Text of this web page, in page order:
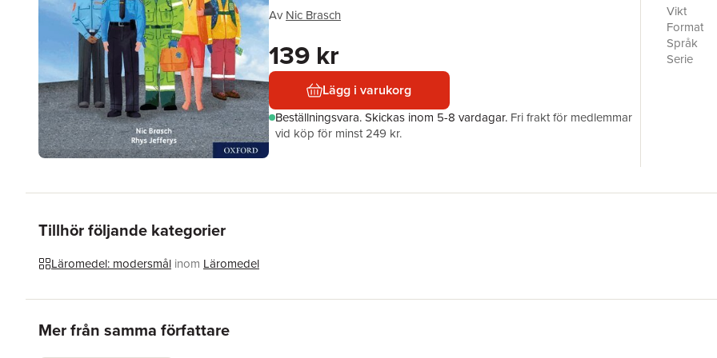
Av Nic Brasch
139 kr
Lägg i varukorg
Beställningsvara.Skickas inom 5-8 vardagar. Fri frakt för medlemmar
vid köp för minst 249 kr.
Vikt
Format
Språk
Serie
Tillhör följande kategorier
Läromedel: modersmål inom Läromedel
Mer från samma författare